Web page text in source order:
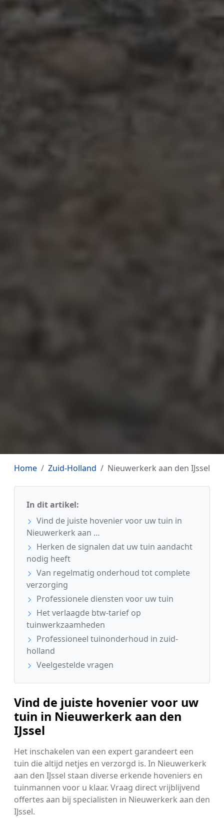
Home Zuid-Holland Nieuwerkerk aan den IJssel
In dit artikel:
Vind de juiste hovenier voor uw tuin in
Nieuwerkerk aan …
Herken de signalen dat uw tuin aandacht
nodig heeft
Van regelmatig onderhoud tot complete
verzorging
Professionele diensten voor uw tuin
Het verlaagde btw-tarief op
tuinwerkzaamheden
Professioneel tuinonderhoud in zuid-
holland
Veelgestelde vragen
Vind de juiste hovenier voor uw
tuin in Nieuwerkerk aan den
IJssel
Het inschakelen van een expert garandeert een
tuin die altijd netjes en verzorgd is. In Nieuwerkerk
aan den IJssel staan diverse erkende hoveniers en
tuinmannen voor u klaar. Vraag direct vrijblijvend
offertes aan bij specialisten in Nieuwerkerk aan den
IJssel.